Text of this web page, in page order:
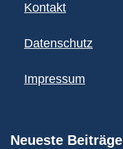
Kontakt
Datenschutz
Impressum
Neueste Beiträge